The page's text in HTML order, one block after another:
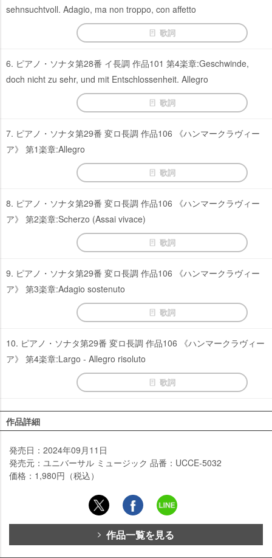
sehnsuchtvoll. Adagio, ma non troppo, con affetto
歌詞
6. ピアノ・ソナタ第28番 イ長調 作品101 第4楽章:Geschwinde,
doch nicht zu sehr, und mit Entschlossenheit. Allegro
歌詞
7. ピアノ・ソナタ第29番 変ロ長調 作品106 《ハンマークラヴィー
ア》 第1楽章:Allegro
歌詞
8. ピアノ・ソナタ第29番 変ロ長調 作品106 《ハンマークラヴィー
ア》 第2楽章:Scherzo (Assai vivace)
歌詞
9. ピアノ・ソナタ第29番 変ロ長調 作品106 《ハンマークラヴィー
ア》 第3楽章:Adagio sostenuto
歌詞
10. ピアノ・ソナタ第29番 変ロ長調 作品106 《ハンマークラヴィー
ア》 第4楽章:Largo - Allegro risoluto
歌詞
作品詳細
発売日：2024年09月11日
発売元：ユニバーサル ミュージック 品番：UCCE-5032
価格：1,980円（税込）
作品一覧を見る